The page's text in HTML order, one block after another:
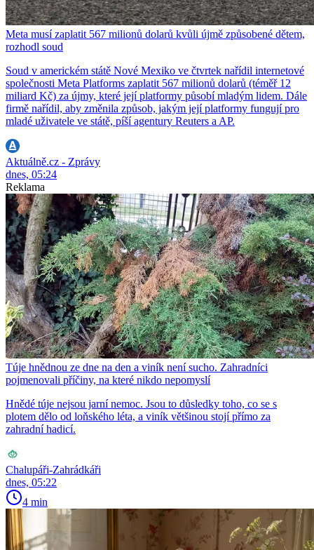
Meta musí zaplatit 567 milionů dolarů kvůli újmě způsobené dětem,
rozhodl soud
Soud v americkém státě Nové Mexiko ve čtvrtek nařídil internetové
společnosti Meta Platforms zaplatit 567 milionů dolarů (téměř 12
miliard Kč) za újmy, které její platformy působí mladým lidem. Dále
firmě nařídil, aby změnila způsob, jakým její platformy fungují pro
mladé uživatele ve státě, píší agentury Reuters a AP.
Aktuálně.cz - Zprávy
dnes, 05:24
Reklama
Túje hnědnou ze dne na den a viník není sucho. Zahradníci
pojmenovali příčiny, na které nikdo nepomyslí
Hnědé túje nejsou jarní nemoc. Jsou to důsledky toho, co se s
plotem dělo od loňského léta, a viník většinou stojí přímo za
zahradní hadicí.
Chalupáři-Zahrádkáři
dnes, 05:22
4 min